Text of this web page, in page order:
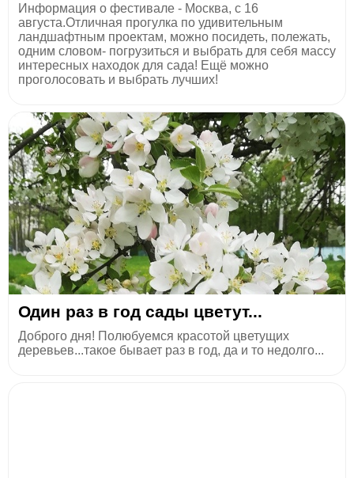
Информация о фестивале - Москва, с 16
августа.Отличная прогулка по удивительным
ландшафтным проектам, можно посидеть, полежать,
одним словом- погрузиться и выбрать для себя массу
интересных находок для сада! Ещё можно
проголосовать и выбрать лучших!
Один раз в год сады цветут...
Доброго дня! Полюбуемся красотой цветущих
деревьев...такое бывает раз в год, да и то недолго...